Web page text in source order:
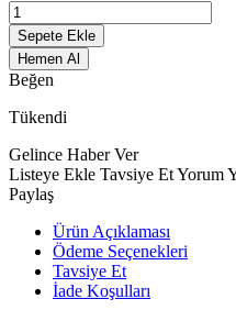
Sepete Ekle
Hemen Al
Beğen
Tükendi
Gelince Haber Ver
Listeye Ekle Tavsiye EtYorum
Paylaş
Ürün Açıklaması
Ödeme Seçenekleri
Tavsiye Et
İade Koşulları